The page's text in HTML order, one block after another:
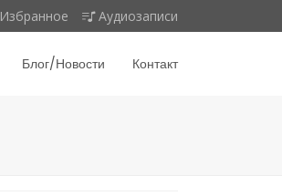
Избранное Аудиозаписи
Блог/Новости Контакт